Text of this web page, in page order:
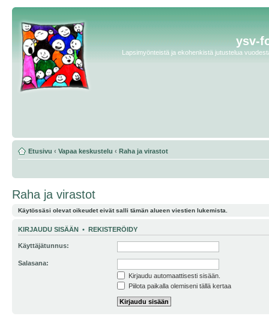
ysv-
Lapsimyönteistä ja ekohenkistä jutustelua
Etusivu ‹ Vapaa keskustelu ‹ Raha ja virastot
Raha ja virastot
Käytössäsi olevat oikeudet eivät salli tämän alueen viestien lukemista.
KIRJAUDU SISÄÄN • REKISTERÖIDY
Käyttäjätunnus:
Salasana:
Kirjaudu automaattisesti sisään.
Piilota paikalla olemiseni tällä kertaa